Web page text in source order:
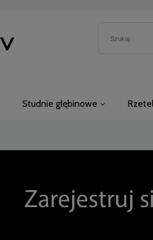
Studnie głębinowe